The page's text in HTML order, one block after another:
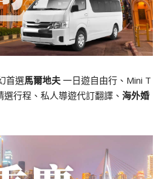
首選馬爾地夫 一日遊自由行、Mini T
行程、私人導遊代訂翻譯、 海外婚